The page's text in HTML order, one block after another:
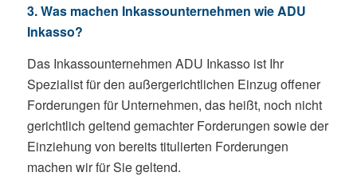
3. Was machen Inkassounternehmen wie ADU
Inkasso?
Das Inkassounternehmen ADU Inkasso ist Ihr
Spezialist für den außergerichtlichen Einzug offener
Forderungen für Unternehmen, das heißt, noch nicht
gerichtlich geltend gemachter Forderungen sowie der
Einziehung von bereits titulierten Forderungen
machen wir für Sie geltend.